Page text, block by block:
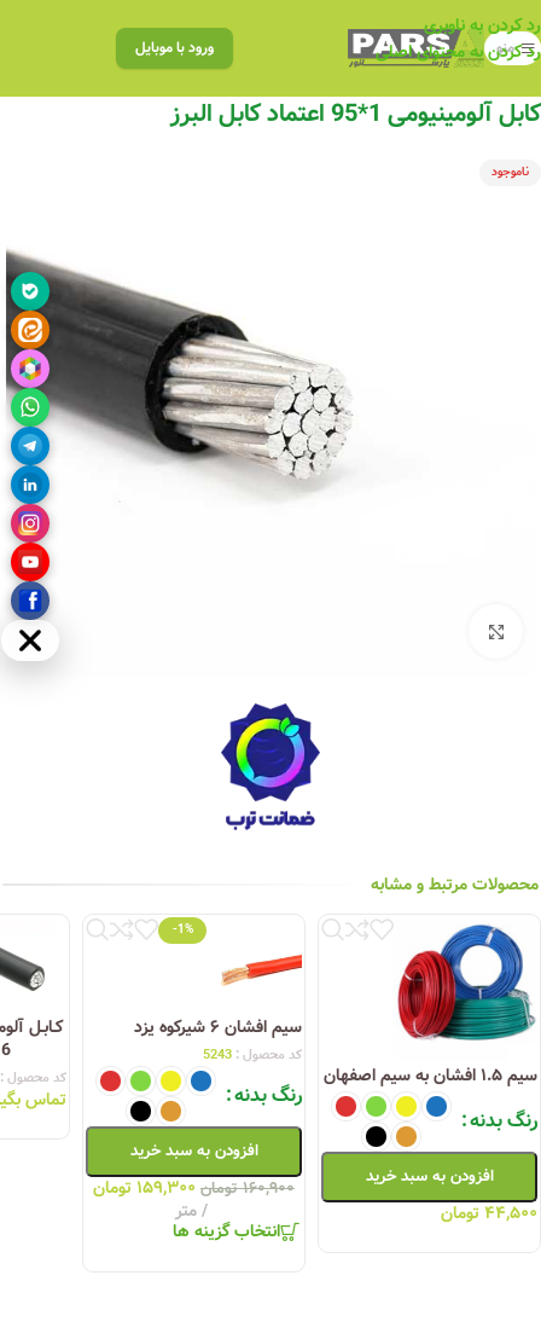
رد کردن به ناوبری
رد کردن به محتوای اصلی
منو ورود با موبایل
کابل آلومینیومی 1*95 اعتماد کابل البرز
ناموجود
محصولات مرتبط و مشابه
سیم ۱.۵ افشان به سیم اصفهان
رنگ بدنه
افزودن به سبد خرید
۴۴,۵۰۰ تومان
-1%
سیم افشان ۶ شیرکوه یزد
کد محصول : 5243
رنگ بدنه
افزودن به سبد خرید
۱۶۰,۹۰۰ تومان ۱۵۹,۳۰۰ تومان
متر
انتخاب گزینه ها
کـابـل
کد محصول
تماس